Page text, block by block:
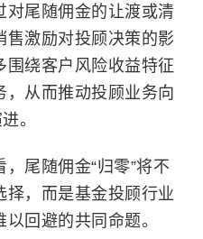
对尾随佣金的让渡或清
售激励对投顾决策的影
围绕客户风险收益特征
，从而推动投顾业务向
。
尾随佣金“归零”将不
择，而是基金投顾行业
回避的共同命题。